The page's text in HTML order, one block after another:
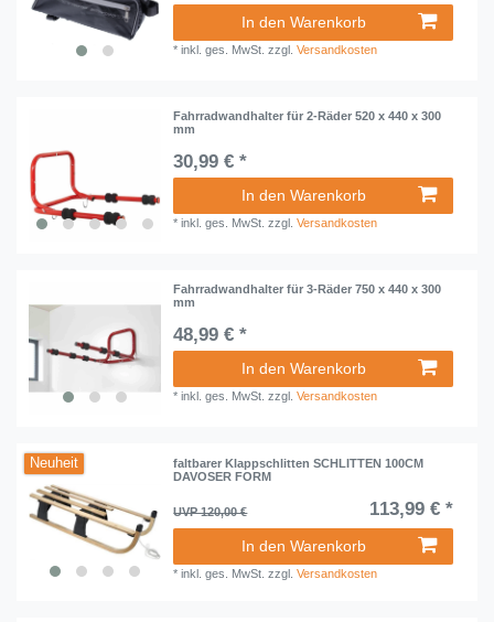
In den Warenkorb
*inkl. ges. MwSt. zzgl.Versandkosten
Fahrradwandhalter für 2-Räder 520 x 440 x 300
mm
30,99 € *
In den Warenkorb
*inkl. ges. MwSt. zzgl.Versandkosten
Fahrradwandhalter für 3-Räder 750 x 440 x 300
mm
48,99 € *
In den Warenkorb
*inkl. ges. MwSt. zzgl.Versandkosten
Neuheit
faltbarer Klappschlitten SCHLITTEN 100CM
DAVOSER FORM
UVP 120,00 € 113,99 € *
In den Warenkorb
*inkl. ges. MwSt. zzgl.Versandkosten